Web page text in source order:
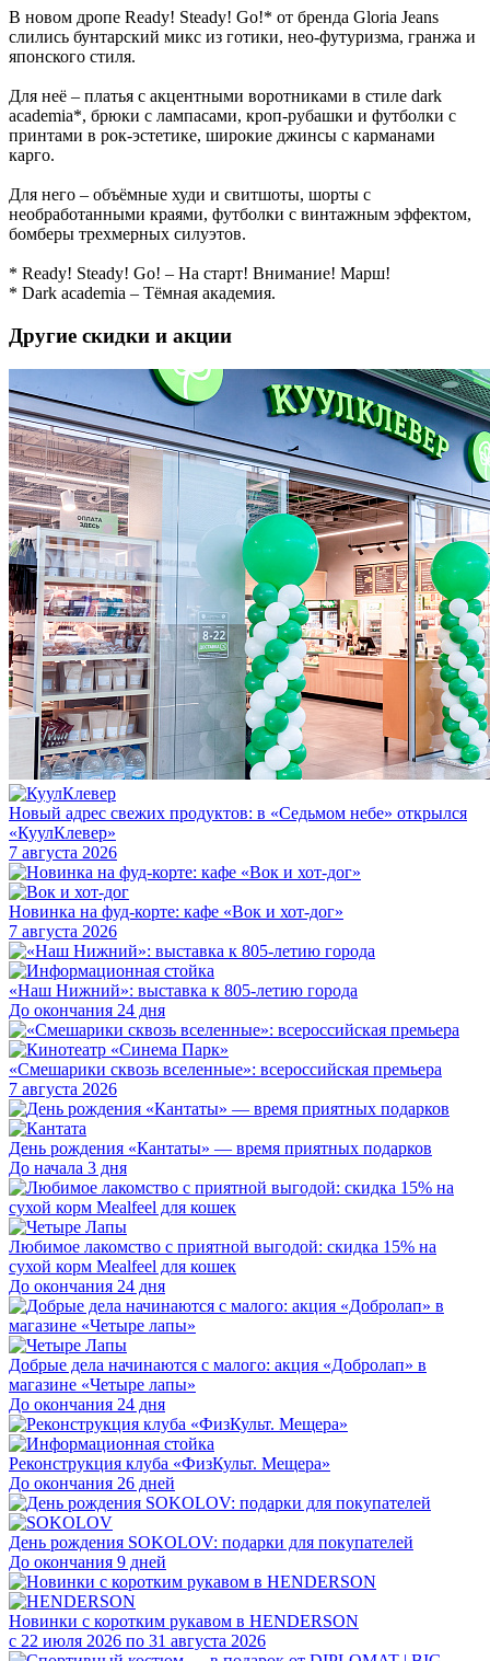
В новом дропе Ready! Steady! Go!* от бренда Gloria Jeans
слились бунтарский микс из готики, нео-футуризма, гранжа и
японского стиля.
Для неё – платья с акцентными воротниками в стиле dark
academia*, брюки с лампасами, кроп-рубашки и футболки с
принтами в рок-эстетике, широкие джинсы с карманами
карго.
Для него – объёмные худи и свитшоты, шорты с
необработанными краями, футболки с винтажным эффектом,
бомберы трехмерных силуэтов.
* Ready! Steady! Go! – На старт! Внимание! Марш!
* Dark academia – Тёмная академия.
Другие скидки и акции
Новый адрес свежих продуктов: в «Седьмом небе» открылся
«КуулКлевер»
7 августа 2026
Новинка на фуд-корте: кафе «Вок и хот-дог»
7 августа 2026
«Наш Нижний»: выставка к 805-летию города
До окончания 24 дня
«Смешарики сквозь вселенные»: всероссийская премьера
7 августа 2026
День рождения «Кантаты» — время приятных подарков
До начала 3 дня
Любимое лакомство с приятной выгодой: скидка 15% на
сухой корм Mealfeel для кошек
До окончания 24 дня
Добрые дела начинаются с малого: акция «Добролап» в
магазине «Четыре лапы»
До окончания 24 дня
Реконструкция клуба «ФизКульт. Мещера»
До окончания 26 дней
День рождения SOKOLOV: подарки для покупателей
До окончания 9 дней
Новинки с коротким рукавом в HENDERSON
с 22 июля 2026 по 31 августа 2026